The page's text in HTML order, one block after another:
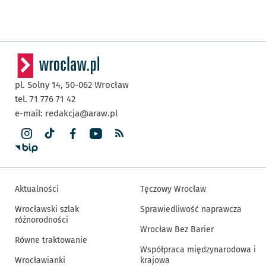
pl. Solny 14, 50-062 Wrocław
tel. 71 776 71 42
e-mail: redakcja@araw.pl
Aktualności
Wrocławski szlak
różnorodności
Równe traktowanie
Wrocławianki
Tęczowy Wrocław
Sprawiedliwość naprawcza
Wrocław Bez Barier
Współpraca międzynarodowa i
krajowa